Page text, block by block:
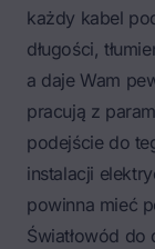
każdy kabel
długości,
a daje Wam
pracują z
podejście do
instalacji
powinna mieć
Światłowód do